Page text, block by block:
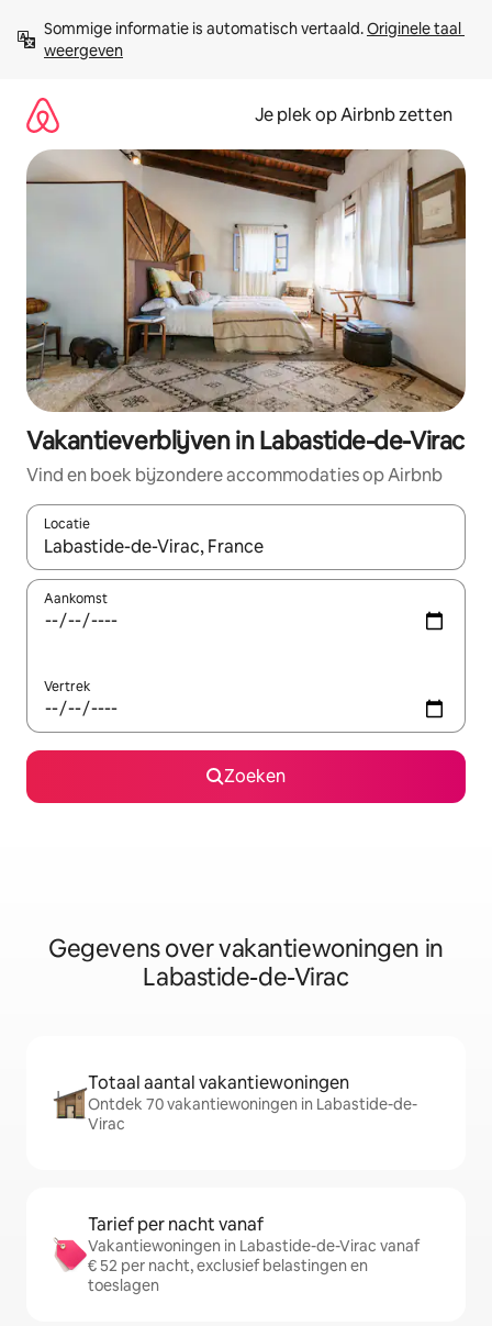
direct
naar
Sommige informatie is automatisch vertaald. Originele taal
weergeven
Je plek op Airbnb zetten
Vakantieverblijven in Labastide-de-Virac
Vind en boek bijzondere accommodaties op Airbnb
Locatie
Wanneer er resultaten beschikbaar zijn, maak je een keuze
Aankomst
Vertrek
Zoeken
Gegevens over vakantiewoningen in
Labastide-de-Virac
Totaal aantal vakantiewoningen
Ontdek 70 vakantiewoningen in Labastide-de-
Virac
Tarief per nacht vanaf
Vakantiewoningen in Labastide-de-Virac vanaf
€ 52 per nacht, exclusief belastingen en
toeslagen